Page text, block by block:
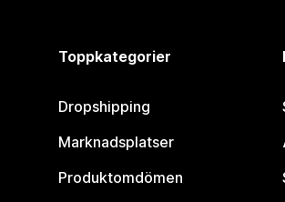
Toppkategorier
Dropshipping
Marknadsplatser
Produktomdömen